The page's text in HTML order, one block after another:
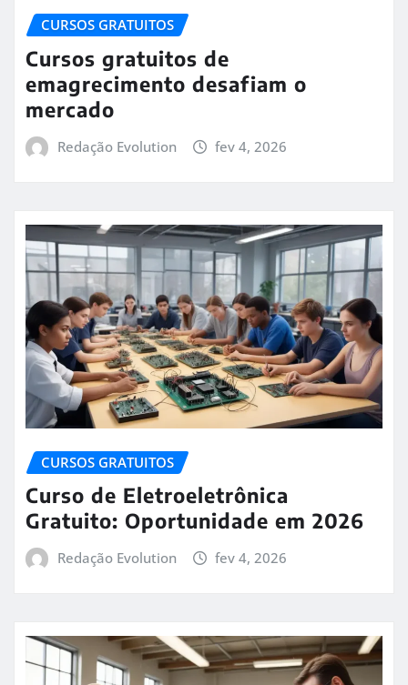
CURSOS GRATUITOS
Cursos gratuitos de
emagrecimento desafiam o
mercado
Redação Evolution fev 4, 2026
CURSOS GRATUITOS
Curso de Eletroeletrônica
Gratuito: Oportunidade em 2026
Redação Evolution fev 4, 2026